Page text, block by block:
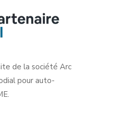
de la société Arc
pour auto-